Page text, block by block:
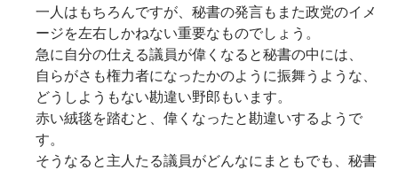
一人はもちろんですが、秘書の発言もまた政党のイメ
ージを左右しかねない重要なものでしょう。
急に自分の仕える議員が偉くなると秘書の中には、
自らがさも権力者になったかのように振舞うような、
どうしようもない勘違い野郎もいます。
赤い絨毯を踏むと、偉くなったと勘違いするようで
す。
そうなると主人たる議員がどんなにまともでも、秘書